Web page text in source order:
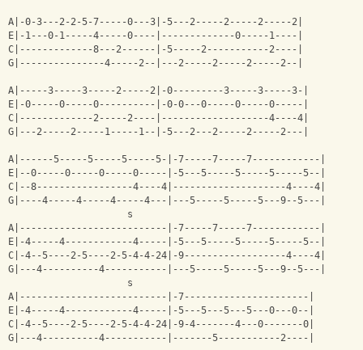
A|-0-3---2-2-5-7-----0---3|-5---2-----2-----2-----2|
E|-1---0-1-----4-----0----|-------------0-----1----|
C|-------------8---2------|-5-----2-----------2----|
G|---------------4-----2--|---2-----2-----2-----2--|
A|-----3-----3-----2-----2|-0---------3-----3-----3-|
E|-0-----0-----0----------|-0-0---0-----0-----0-----|
C|-------------2-----2----|-------------------4----4|
G|---2-----2-----1-----1--|-5---2---2-----2-----2---|
A|------5-----5-----5-----5-|-7-----7-----7------------|
E|--0-----0-----0-----0-----|-5---5-----5-----5-----5--|
C|--8-----------------4----4|--------------------4----4|
G|----4-----4-----4-----4---|---5-----5-----5---9--5---|
                     s
A|--------------------------|-7-----7-----7------------|
E|-4-----4------------4-----|-5---5-----5-----5-----5--|
C|-4--5----2-5----2-5-4-4-24|-9------------------4----4|
G|---4----------4-----------|---5-----5-----5---9--5---|
                     s
A|--------------------------|-7----------------------|
E|-4-----4------------4-----|-5---5---5---5---0---0--|
C|-4--5----2-5----2-5-4-4-24|-9-4-------4---0-------0|
G|---4----------4-----------|-------5-----------2----|